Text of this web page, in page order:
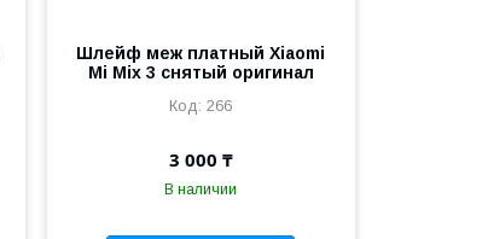
Шлейф меж платный Xiaomi
Mi Mix 3 снятый оригинал
266
3 000 ₸
В наличии